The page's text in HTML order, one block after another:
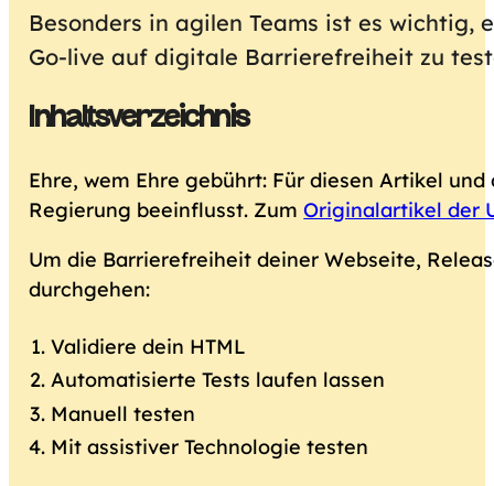
Besonders in agilen Teams ist es wichtig,
Go-live auf digitale Barrierefreiheit zu
Inhaltsverzeichnis
Ehre, wem Ehre gebührt: Für diesen Artikel
Regierung beeinflusst. ZumOriginalartikel der
Um die Barrierefreiheit deiner Webseite,
durchgehen:
Validiere dein HTML
Automatisierte Tests laufen lassen
Manuell testen
Mit assistiver Technologie testen